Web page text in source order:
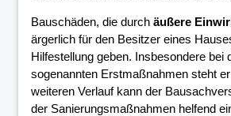
Bauschäden, die durch äußere
ärgerlich für den Besitzer eines
Hilfestellung geben. Insbesondere bei
sogenannten Erstmaßnahmen steht
weiteren Verlauf kann der
der Sanierungsmaßnahmen helfend